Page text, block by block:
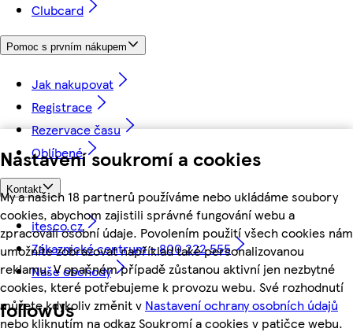
Nastavení soukromí a cookies
My a našich 18 partnerů používáme nebo ukládáme soubory
cookies, abychom zajistili správné fungování webu a
zpracovali osobní údaje. Povolením použití všech cookies nám
umožníte zobrazovat například také personalizovanou
reklamu. V opačném případě zůstanou aktivní jen nezbytné
cookies, které potřebujeme k provozu webu. Své rozhodnutí
můžete kdykoliv změnit v Nastavení ochrany osobních údajů
nebo kliknutím na odkaz Soukromí a cookies v patičce webu.
Clubcard
Pomoc s prvním nákupem
Jak nakupovat
Registrace
Rezervace času
Oblíbené
Kontakt
itesco.cz
Zákaznické centrum - 800 222 555
Naše obchody
followUs